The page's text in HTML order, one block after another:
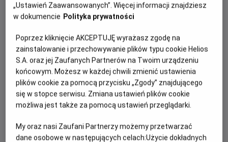
REŻYSERIA
Robert Zemeckis
SCENARIUSZ
Robert Zemeckis, Bob Gale
OBSADA
Christopher Lloyd, Michael J. Fox, Lea Thompson
WIĘCEJ SZCZEGÓŁÓW
OPIS WYDARZENIA
Marty McFly i doktor Brown powracają! Tym razem muszą
udać się w przyszłość, by uchronić dzieci Marty'ego przed
niebezpieczeństwem. Od tego momentu podróże w
czasie stają się coraz bardziej szalone, a ekipa musi
wykonywać liczne skoki w czasie, ponieważ ich wyprawy
mają oszałamiający wpływ na bieg historii. To wymagająca
„Ustawień Zaawansowanych”. Więcej informacji znajdziesz
w dokumencie Polityka prywatności
Poprzez kliknięcie AKCEPTUJĘ wyrażasz zgodę na
zainstalowanie i przechowywanie plików typu cookie Helios
S.A. oraz jej Zaufanych Partnerów na Twoim urządzeniu
końcowym. Możesz w każdej chwili zmienić ustawienia
plików cookie za pomocą przycisku „Zgody” znajdującego
się w stopce serwisu. Zmiana ustawień plików cookie
możliwa jest także za pomocą ustawień przeglądarki.
My oraz nasi Zaufani Partnerzy możemy przetwarzać
dane osobowe w następujących celach:Użycie dokładnych